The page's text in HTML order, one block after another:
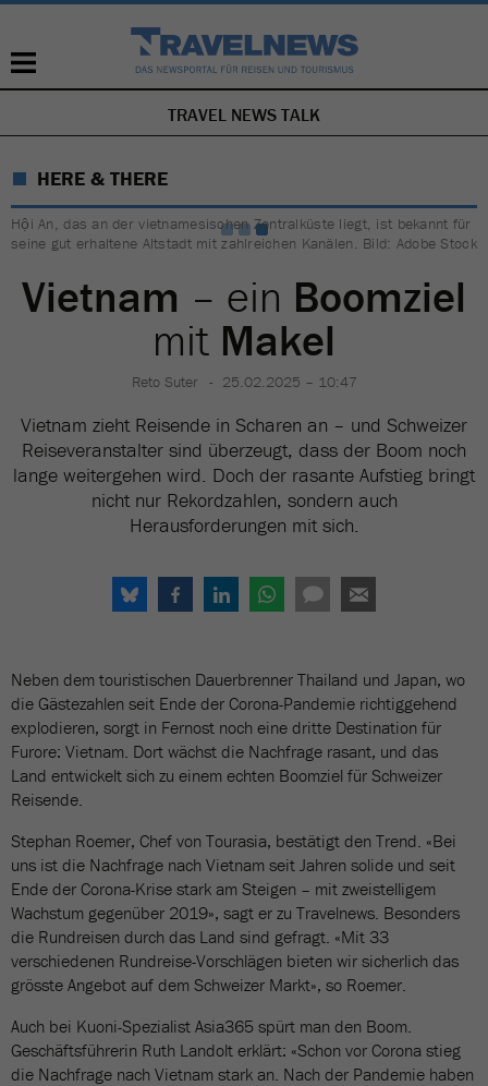
NAVIGATION
ÜBERSPRINGEN
TRAVEL NEWS TALK
HERE & THERE
Hội An, das an der vietnamesischen Zentralküste liegt, ist bekannt für
seine gut erhaltene Altstadt mit zahlreichen Kanälen. Bild: Adobe Stock
Vietnam – ein Boomziel
mit Makel
Reto Suter 25.02.2025 – 10:47
Vietnam zieht Reisende in Scharen an – und Schweizer
Reiseveranstalter sind überzeugt, dass der Boom noch
lange weitergehen wird. Doch der rasante Aufstieg bringt
nicht nur Rekordzahlen, sondern auch
Herausforderungen mit sich.
Neben dem touristischen Dauerbrenner Thailand und Japan, wo
die Gästezahlen seit Ende der Corona-Pandemie richtiggehend
explodieren, sorgt in Fernost noch eine dritte Destination für
Furore: Vietnam. Dort wächst die Nachfrage rasant, und das
Land entwickelt sich zu einem echten Boomziel für Schweizer
Reisende.
Stephan Roemer, Chef von Tourasia, bestätigt den Trend. «Bei
uns ist die Nachfrage nach Vietnam seit Jahren solide und seit
Ende der Corona-Krise stark am Steigen – mit zweistelligem
Wachstum gegenüber 2019», sagt er zu Travelnews. Besonders
die Rundreisen durch das Land sind gefragt. «Mit 33
verschiedenen Rundreise-Vorschlägen bieten wir sicherlich das
grösste Angebot auf dem Schweizer Markt», so Roemer.
Auch bei Kuoni-Spezialist Asia365 spürt man den Boom.
Geschäftsführerin Ruth Landolt erklärt: «Schon vor Corona stieg
die Nachfrage nach Vietnam stark an. Nach der Pandemie haben